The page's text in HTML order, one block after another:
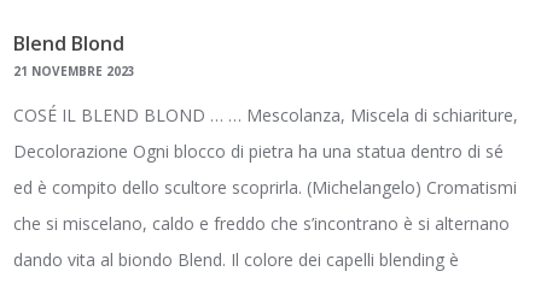
Blend Blond
21 NOVEMBRE 2023
COSÉ IL BLEND BLOND … … Mescolanza, Miscela di schiariture,
Decolorazione Ogni blocco di pietra ha una statua dentro di sé
ed è compito dello scultore scoprirla. (Michelangelo) Cromatismi
che si miscelano, caldo e freddo che s’incontrano è si alternano
dando vita al biondo Blend. Il colore dei capelli blending è